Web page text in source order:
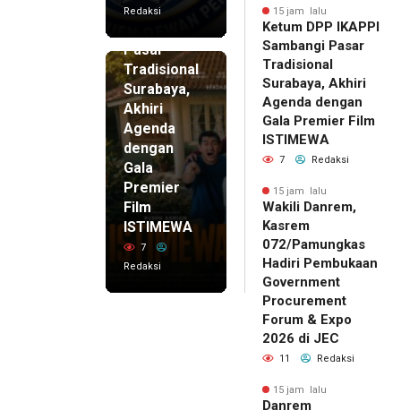
Redaksi
IKAPPI
Pasar
Tradisional
Surabaya,
Akhiri
Agenda
dengan
Gala
Premier
Film
ISTIMEWA
7
Redaksi
15 jam lalu
Ketum DPP IKAPPI
Sambangi Pasar
Tradisional
Surabaya, Akhiri
Agenda dengan
Gala Premier Film
ISTIMEWA
7 Redaksi
15 jam lalu
Wakili Danrem,
Kasrem
072/Pamungkas
Hadiri Pembukaan
Government
Procurement
Forum & Expo
2026 di JEC
11 Redaksi
15 jam lalu
Danrem